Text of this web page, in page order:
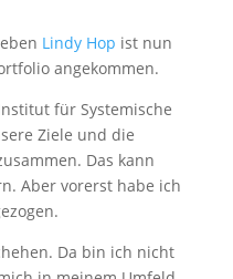
Lindy Hop ist nun
angekommen.
für Systemische
Ziele und die
Das kann
Aber vorerst habe ich
Da bin ich nicht